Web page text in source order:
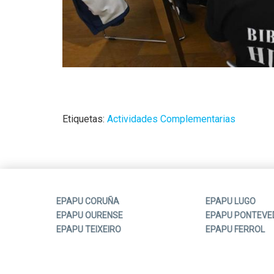
Etiquetas: Actividades Complementarias
EPAPU CORUÑA
EPAPU LUGO
EPAPU OURENSE
EPAPU
EPAPU TEIXEIRO
EPAPU FERROL